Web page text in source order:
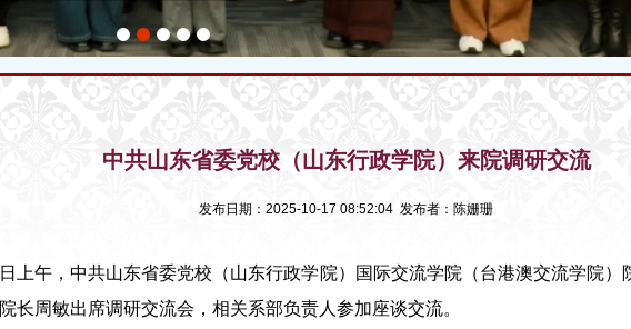
1 2 3 4 5
中共山东省委党校（山东行政学院）来院调研交流
发布日期：2025-10-17 08:52:04 发布者：陈姗珊
上午，中共山东省委党校（山东行政学院）国际交流学院（台港澳交流学院）
长周敏出席调研交流会，相关系部负责人参加座谈交流。